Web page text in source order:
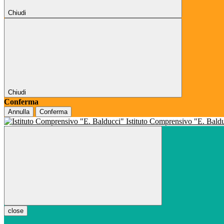
Chiudi
Chiudi
Conferma
Annulla Conferma
Istituto Comprensivo "E.
close